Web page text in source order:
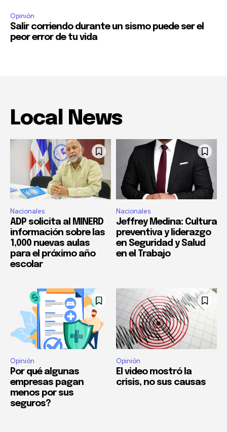
Opinión
Salir corriendo durante un sismo puede ser el
peor error de tu vida
Local News
Nacionales
ADP solicita al MINERD
información sobre las
1,000 nuevas aulas
para el próximo año
escolar
Nacionales
Jeffrey Medina: Cultura
preventiva y liderazgo
en Seguridad y Salud
en el Trabajo
Opinión
Por qué algunas
empresas pagan
menos por sus
seguros?
Opinión
El video mostró la
crisis, no sus causas